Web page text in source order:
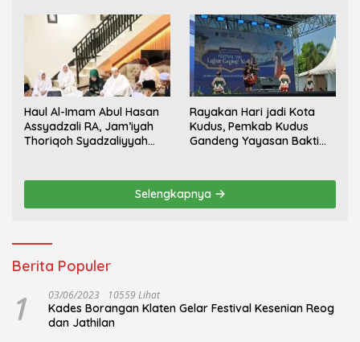
Haul Al-Imam Abul Hasan
Assyadzali RA, Jam’iyah
Thoriqoh Syadzaliyyah
Rayakan Hari jadi Kota
Kudus, Pemkab Kudus
Gandeng Yayasan Bakti
Selengkapnya
Berita Populer
1 03/06/2023 10559 Lihat
Kades Borangan Klaten Gelar Festival Kesenian Reog
dan Jathilan